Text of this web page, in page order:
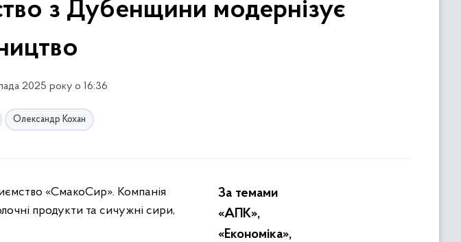
з Дубенщини модернізує
2025 року о 16:36
Олександр Кохан
продукти та сичужні сири,
За темами
«АПК»,
«Економіка»,